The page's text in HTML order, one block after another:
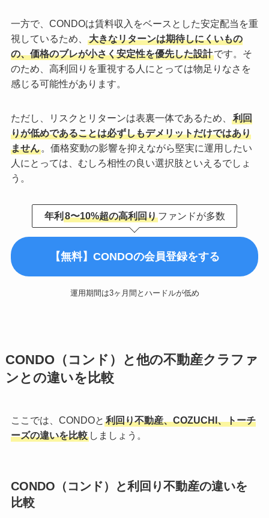
一方で、CONDOは賃料収入をベースとした安定配当を重
視しているため、
大きなリターンは期待しにくいもの
の、価格のブレが小さく安定性を優先した設計です。そ
のため、高利回りを重視する人にとっては物足りなさを
感じる可能性があります。
ただし、リスクとリターンは表裏一体であるため、
利回
りが低めであることは必ずしもデメリットだけではあり
ません。価格変動の影響を抑えながら堅実に運用したい
人にとっては、むしろ相性の良い選択肢といえるでしょ
う。
年利 8〜10%超の高利回りファンドが多数
【無料】CONDOの会員登録をする
運用期間は3ヶ月間とハードルが低め
CONDO（コンド）と他の不動産クラファ
ンとの違いを比較
ここでは、CONDOと 利回り不動産、COZUCHI、トーチ
ーズの違いを比較しましょう。
CONDO（コンド）と利回り不動産の違いを
比較